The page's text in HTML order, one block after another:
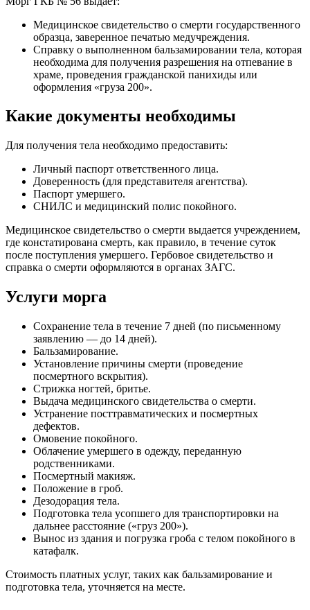
Медицинское свидетельство о смерти государственного
образца, заверенное печатью медучреждения.
Справку о выполненном бальзамировании тела, которая
необходима для получения разрешения на отпевание в
храме, проведения гражданской панихиды или
оформления «груза 200».
Какие документы необходимы
Для получения тела необходимо предоставить:
Личный паспорт ответственного лица.
Доверенность (для представителя агентства).
Паспорт умершего.
СНИЛС и медицинский полис покойного.
Медицинское свидетельство о смерти выдается учреждением,
где констатирована смерть, как правило, в течение суток
после поступления умершего. Гербовое свидетельство и
справка о смерти оформляются в органах ЗАГС.
Услуги морга
Сохранение тела в течение 7 дней (по письменному
заявлению — до 14 дней).
Бальзамирование.
Установление причины смерти (проведение
посмертного вскрытия).
Стрижка ногтей, бритье.
Выдача медицинского свидетельства о смерти.
Устранение посттравматических и посмертных
дефектов.
Омовение покойного.
Облачение умершего в одежду, переданную
родственниками.
Посмертный макияж.
Положение в гроб.
Дезодорация тела.
Подготовка тела усопшего для транспортировки на
дальнее расстояние («груз 200»).
Вынос из здания и погрузка гроба с телом покойного в
катафалк.
Стоимость платных услуг, таких как бальзамирование и
подготовка тела, уточняется на месте.